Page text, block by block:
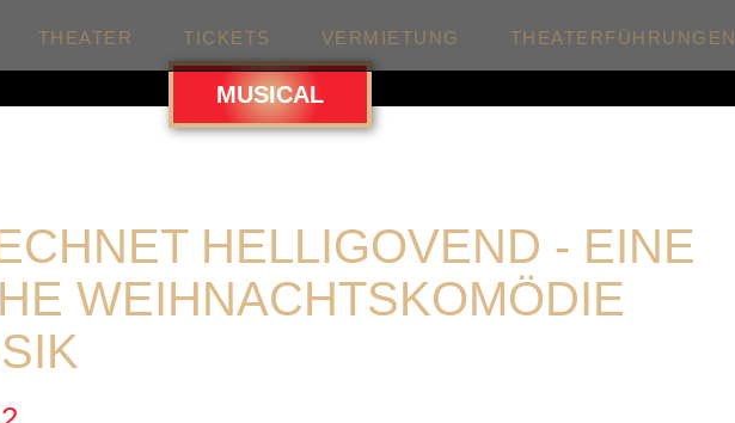
THEATER TICKETS VERMIETUNG THEATERFÜHRUNGEN
MUSICAL
HELLIGOVEND - EINE
WEIHNACHTSKOMÖDIE